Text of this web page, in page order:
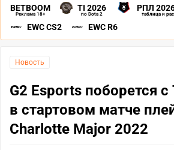
BETBOOM
Реклама 18+
TI 2026
по Dota 2
РПЛ
таблица и
EWC CS2 EWC R6
Новость
G2 Esports поборется с
в стартовом матче
Charlotte Major 2022